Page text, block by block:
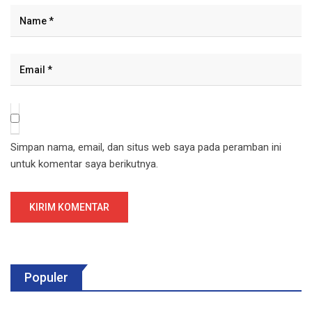
Simpan nama, email, dan situs web saya pada peramban ini
untuk komentar saya berikutnya.
Populer